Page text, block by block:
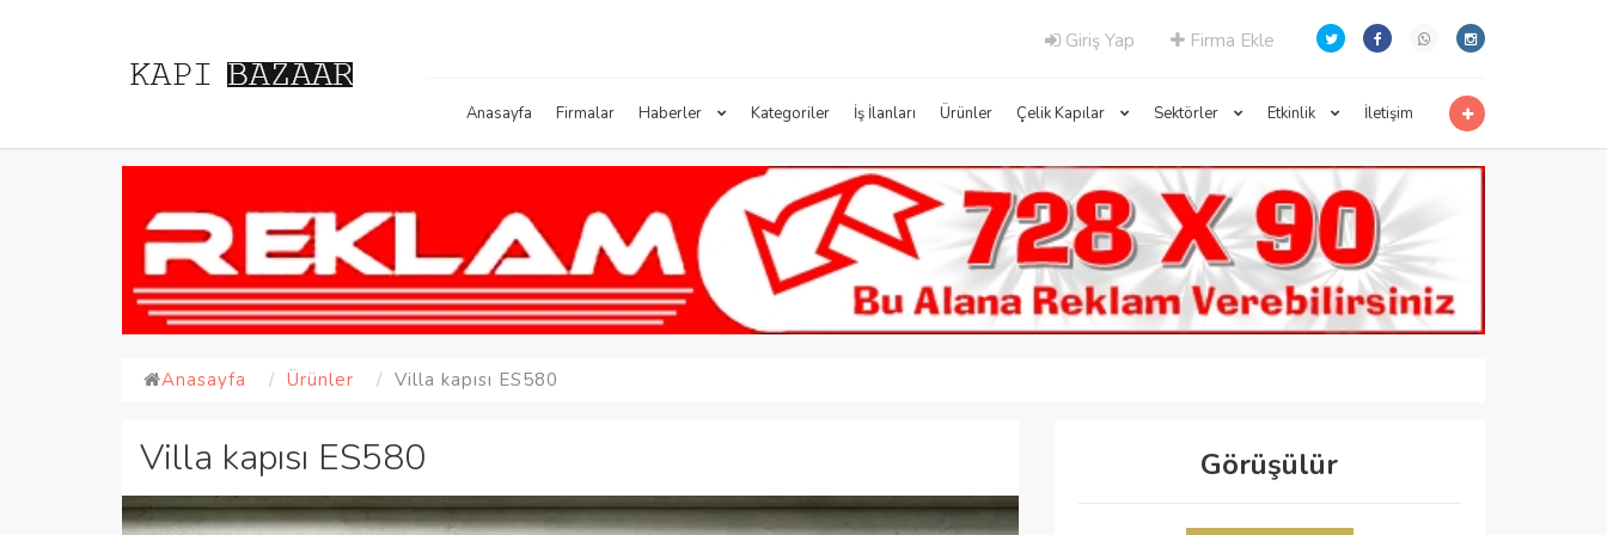
Giriş Yap Firma Ekle
Anasayfa Firmalar Haberler Kategoriler İş İlanları Ürünler Çelik Kapılar Sektörler Etkinlik İletişim
Anasayfa Ürünler Villa kapısı ES580
Villa kapısı ES580 Görüşülür